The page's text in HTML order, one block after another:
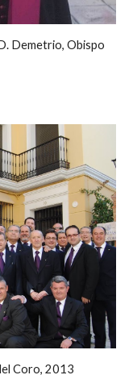
Demetrio, Obispo
Coro, 2013